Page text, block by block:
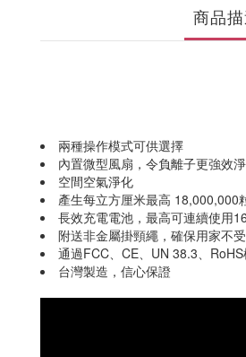
商品
兩種操作模式可供選擇
內置微型風扇，令負離子更強效
空間空氣淨化
產生每立方厘米最高 18,000,000
長效充電電池，最高可連續使用
附送非金屬掛頸繩，確保用家不
通過FCC、CE、UN 38.3、
台灣製造，信心保證